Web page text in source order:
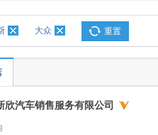
大众 重置
欣汽车销售服务有限公司